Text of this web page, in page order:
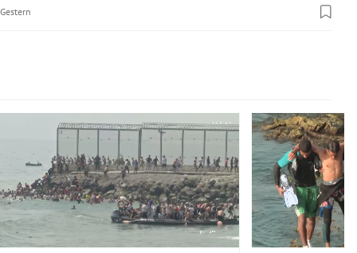
Untermenü
Untermenü
Untermenü
Gestern